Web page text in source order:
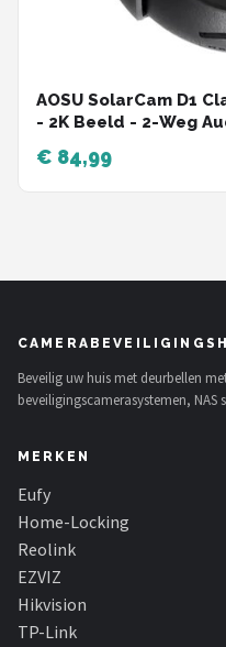
AOSU SolarCam D1
- 2K Beeld - 2-Weg
€ 84,99
Beveilig uw huis met deurbellen
beveiligingscamerasystemen, NAS
MERKEN
Eufy
Home-Locking
Reolink
EZVIZ
Hikvision
TP-Link